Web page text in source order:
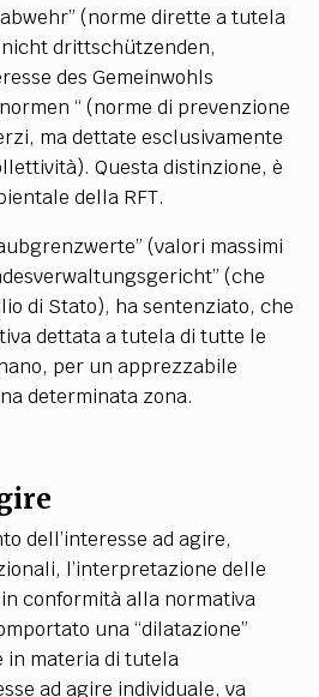
(norme dirette a tutela
drittschützenden,
des Gemeinwohls
“ (norme di prevenzione
ma dettate esclusivamente
Questa distinzione, è
della RFT.
(valori massimi
(che
di Stato), ha sentenziato, che
dettata a tutela di tutte le
per un apprezzabile
determinata zona.
dell’interesse ad agire,
l’interpretazione delle
conformità alla normativa
una “dilatazione”
in materia di tutela
ad agire individuale, va